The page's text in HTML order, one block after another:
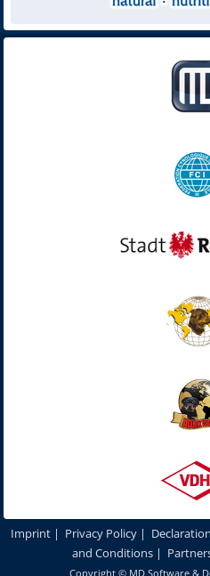
Imprint | Privacy Policy |
and Conditions |
Copyright © MD Software &